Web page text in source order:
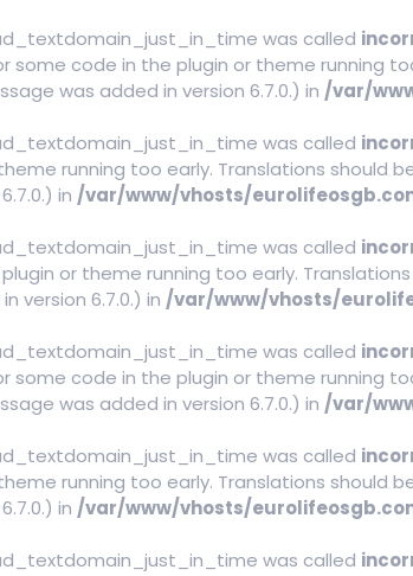
was called
some code in the plugin or theme running
was added in version 6.7.0.) in /var/
was called
running too early. Translations should
in /var/www/vhosts/
was called
or theme running too early.
version 6.7.0.) in /var/www/vhosts/
was called
some code in the plugin or theme running
was added in version 6.7.0.) in /var/
was called
running too early. Translations should
in /var/www/vhosts/
was called